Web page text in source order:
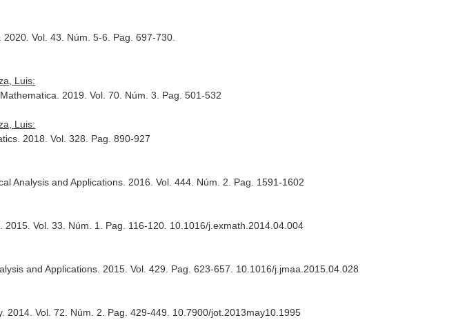
. 2020. Vol. 43. Núm. 5-6. Pag. 697-730.
Luis:
. 2019. Vol. 70. Núm. 3. Pag. 501-532
Luis:
. 2018. Vol. 328. Pag. 890-927
Analysis and Applications . 2016. Vol. 444. Núm. 2. Pag. 1591-1602
. 2015. Vol. 33. Núm. 1. Pag. 116-120. 10.1016/j.exmath.2014.04.004
and Applications . 2015. Vol. 429. Pag. 623-657. 10.1016/j.jmaa.2015.04.028
. 2014. Vol. 72. Núm. 2. Pag. 429-449. 10.7900/jot.2013may10.1995